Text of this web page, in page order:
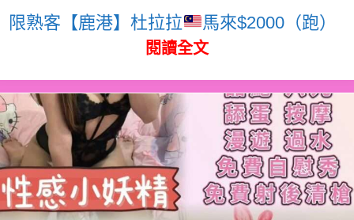
限熟客【鹿港】杜拉拉 馬來$2000（跑）
閱讀全文